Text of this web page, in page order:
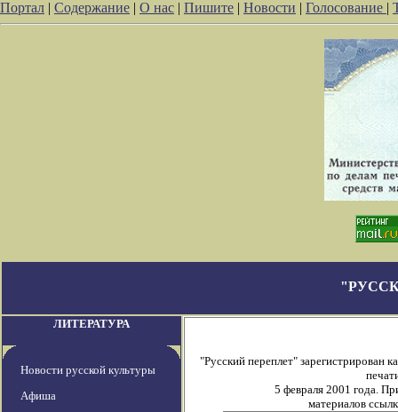
Портал | Содержание | О нас | Пишите | Новости | Голосование |
ЛИТЕРАТУРА
Новости русской культуры
Афиша
"Русский переплет" зарегистрирован
5 февраля 2001 года.
материалов